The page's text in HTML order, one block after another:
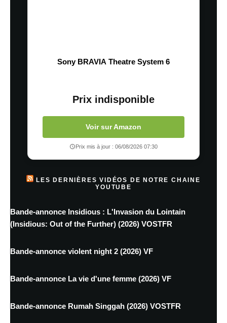
Sony BRAVIA Theatre System 6
Prix indisponible
Voir sur Amazon
Prix mis à jour : 06/08/2026 07:30
LES DERNIÈRES VIDÉOS DE NOTRE CHAINE
YOUTUBE
Bande-annonce Insidious : L'Invasion du Lointain
(Insidious: Out of the Further) (2026) VOSTFR
Bande-annonce violent night 2 (2026) VF
Bande-annonce La vie d'une femme (2026) VF
Bande-annonce Rumah Singgah (2026) VOSTFR